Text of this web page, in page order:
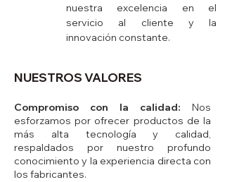
nuestra excelencia en el
servicio al cliente y la
innovación constante.
NUESTROS VALORES
Compromiso con la calidad: Nos
esforzamos por ofrecer productos de la
más alta tecnología y calidad,
respaldados por nuestro profundo
conocimiento y la experiencia directa con
los fabricantes.